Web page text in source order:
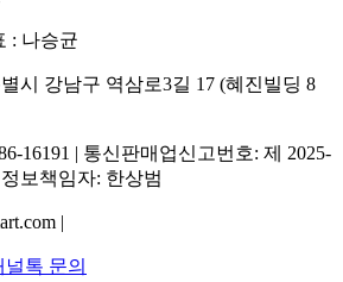
: 나승균
시 강남구 역삼로3길 17 (혜진빌딩 8
16191 | 통신판매업신고번호: 제 2025-
보책임자: 한상범
|
널톡 문의